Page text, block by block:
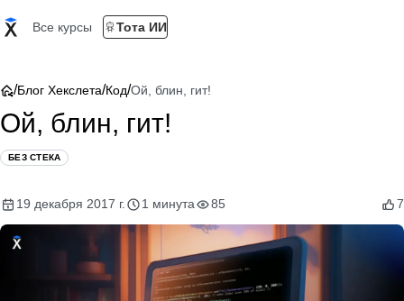
Все курсы Тота ИИ
/Блог Хекслета/Код/Ой, блин, гит!
Ой, блин, гит!
БЕЗ СТЕКА
19 декабря 2017 г. 1 минута 85 7